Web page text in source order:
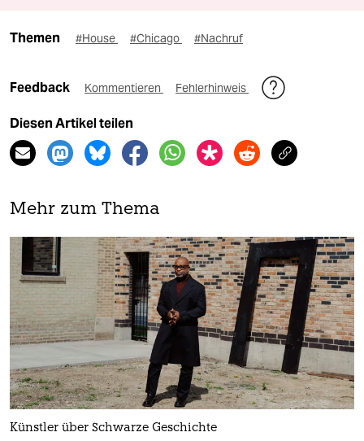
Themen #House #Chicago #Nachruf
Feedback Kommentieren Fehlerhinweis
Diesen Artikel teilen
Mehr zum Thema
Künstler über Schwarze Geschichte